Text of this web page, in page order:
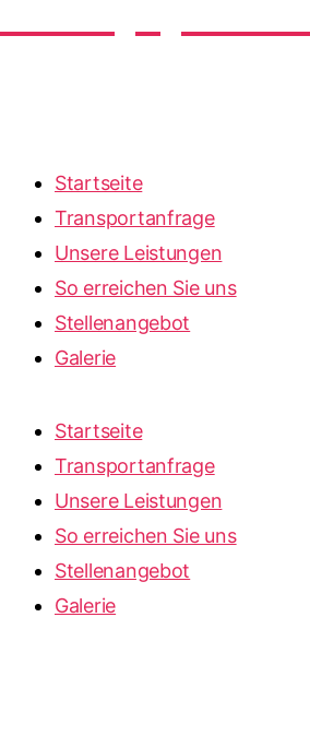
Startseite
Transportanfrage
Unsere Leistungen
So erreichen Sie uns
Stellenangebot
Galerie
Startseite
Transportanfrage
Unsere Leistungen
So erreichen Sie uns
Stellenangebot
Galerie